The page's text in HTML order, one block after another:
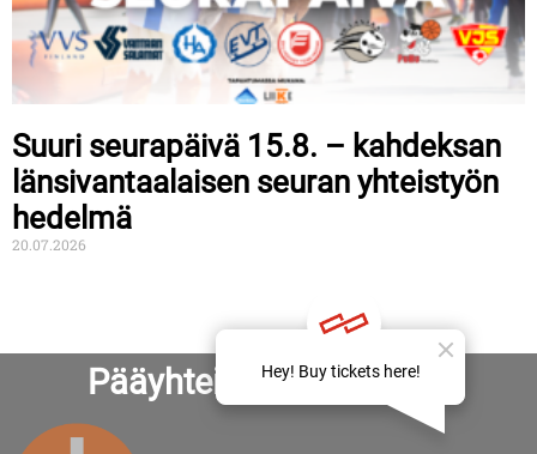
Suuri seurapäivä 15.8. – kahdeksan
länsivantaalaisen seuran yhteistyön
hedelmä
20.07.2026
Pääyhteistyökumppanit